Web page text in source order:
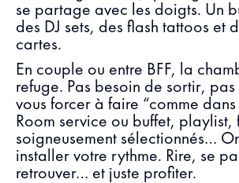
se partage avec les doigts. Un
des DJ sets, des flash tattoos et
cartes.
En couple ou entre BFF, la
refuge. Pas besoin de sortir,
vous forcer à faire “comme dans
Room service ou buffet, playlist,
soigneusement sélectionnés…
installer votre rythme. Rire, se
retrouver… et juste profiter.